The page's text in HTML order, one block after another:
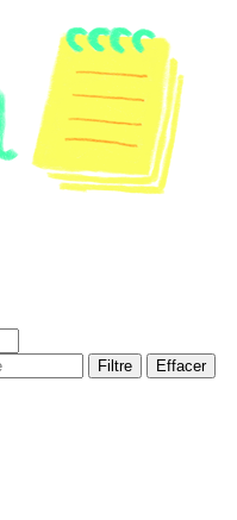
Filtre Effacer